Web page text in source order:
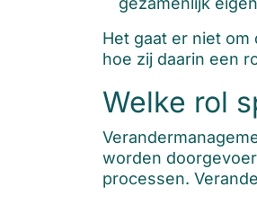
Het gaat er niet
hoe zij daarin een
Welke rol
worden
processen.